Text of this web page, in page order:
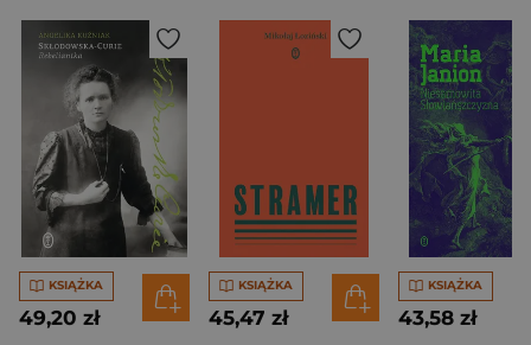
KSIĄŻKA
49,20 zł
KSIĄŻKA
45,47 zł
KSIĄŻKA
43,58 zł